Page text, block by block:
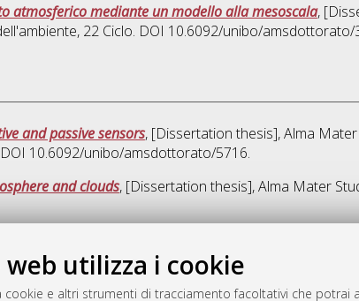
utilizza i cookie
e altri strumenti di tracciamento facoltativi che potrai
atmosferico mediante un modello alla mesoscala,
, 22 Ciclo. DOI 10.6092/unibo/amsdottorato/
and passive sensors, [Dissertation thesis], Alma
DOI 10.6092/unibo/amsdottorato/5716.
and clouds, [Dissertation thesis], Alma Mater
Questa lista e' stata